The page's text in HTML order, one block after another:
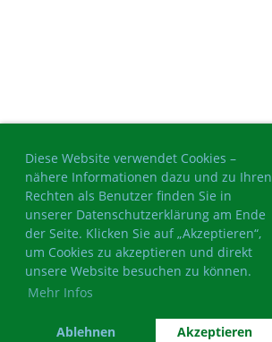
Diese Website verwendet Cookies –
nähere Informationen dazu und zu Ihren
Rechten als Benutzer finden Sie in
unserer Datenschutzerklärung am Ende
der Seite. Klicken Sie auf „Akzeptieren“,
um Cookies zu akzeptieren und direkt
unsere Website besuchen zu können.
Mehr Infos
Ablehnen Akzeptieren